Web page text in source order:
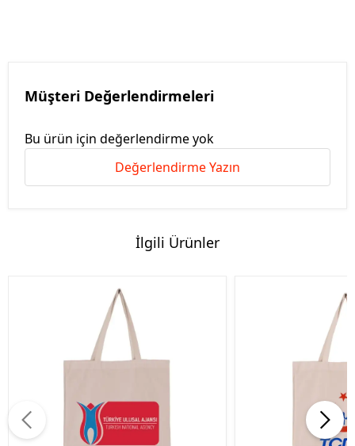
Müşteri Değerlendirmeleri
Bu ürün için değerlendirme yok
Değerlendirme Yazın
İlgili Ürünler